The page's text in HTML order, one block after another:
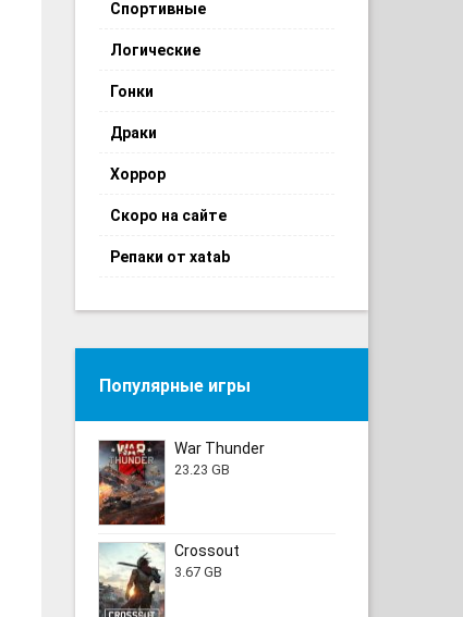
Спортивные
Логические
Гонки
Драки
Хоррор
Скоро на сайте
Репаки от xatab
Популярные игры
War Thunder
23.23 GB
Crossout
3.67 GB